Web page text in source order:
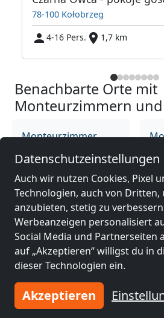
78-100 Kołobrzeg
4-16 Pers.
1,7 km
Benachbarte Orte mit
Monteurzimmern und
Monteurzimmer
Kolberg(7 km)
Monteurzimmer
nähe
Świdwin(47 km)
Monteurzimmer
nähe
Nowogard(63 km)
Datenschutzeinstellungen
Auch wir nutzen Cookies, Pixel
Technologien, auch von
anzubieten, stetig zu
Werbeanzeigen personalisiert
Social Media und Partnerseiten
auf „Akzeptieren“ willigst du in
dieser Technologien ein.
Akzeptieren